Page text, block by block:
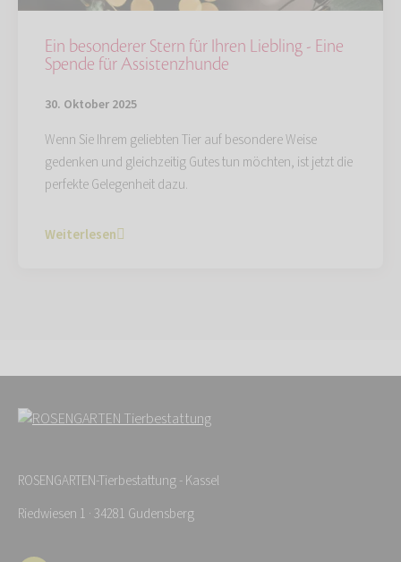
Ein besonderer Stern für Ihren Liebling - Eine
Spende für Assistenzhunde
30. Oktober 2025
Wenn Sie Ihrem geliebten Tier auf besondere Weise
gedenken und gleichzeitig Gutes tun möchten, ist jetzt die
perfekte Gelegenheit dazu.
Weiterlesen
ROSENGARTEN-Tierbestattung - Kassel
Riedwiesen 1 · 34281 Gudensberg